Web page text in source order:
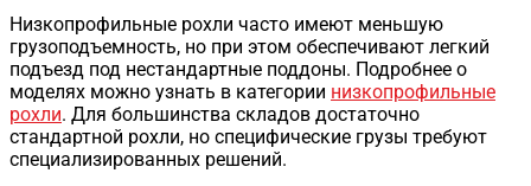
Низкопрофильные рохли часто имеют меньшую
грузоподъемность, но при этом обеспечивают легкий
подъезд под нестандартные поддоны. Подробнее о
моделях можно узнать в категории низкопрофильные
рохли. Для большинства складов достаточно
стандартной рохли, но специфические грузы требуют
специализированных решений.